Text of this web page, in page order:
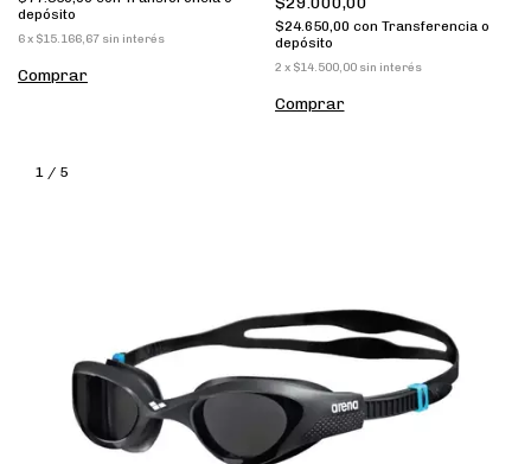
depósito
6x $15.166,67 sin interés
Comprar
$24.650,00 con Transferencia o
depósito
2 x $14.500,00 sin interés
Comprar
1 / 5